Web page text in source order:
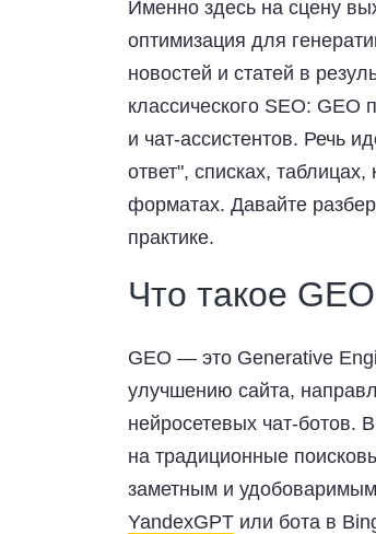
Именно здесь на сцену
оптимизация для
новостей и статей в
классического SEO:
и чат-ассистентов. Речь
ответ", списках,
форматах. Давайте
практике.
Что такое
GEO — это Generative
улучшению сайта,
нейросетевых чат-ботов.
на традиционные
заметным и
YandexGPT или бота в